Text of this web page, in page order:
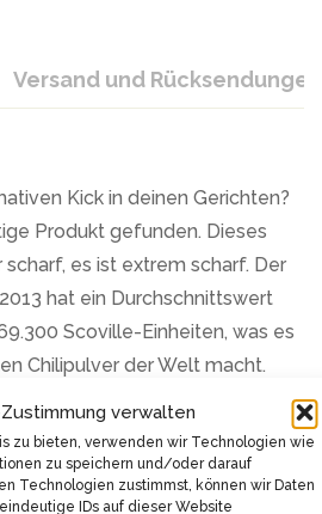
verwalten
zu bieten, verwenden wir Technologien wie
zu speichern und/oder darauf
Technologien zustimmst, können wir Daten
IDs auf dieser Website
Versand und Rücksendungen
Kick in deinen Gerichten?
Produkt gefunden. Dieses
scharf, es ist extrem scharf. Der
hat ein Durchschnittswert
Scoville-Einheiten, was es
Chilipulver der Welt macht.
Schärfe, die dieses Produkt
unvergleichlichen Schärfe, ist
aromatisch. Die sorgfältige